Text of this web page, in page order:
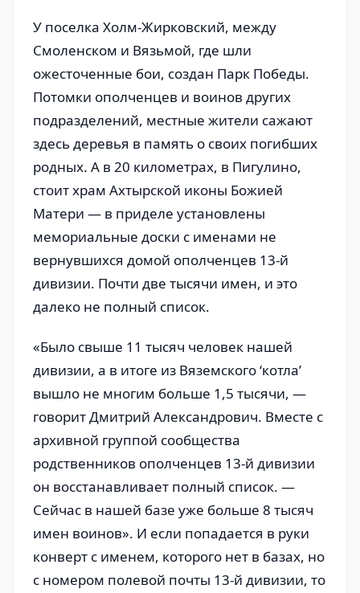
У поселка Холм-Жирковский, между
Смоленском и Вязьмой, где шли
ожесточенные бои, создан Парк Победы.
Потомки ополченцев и воинов других
подразделений, местные жители сажают
здесь деревья в память о своих погибших
родных. А в 20 километрах, в Пигулино,
стоит храм Ахтырской иконы Божией
Матери — в приделе установлены
мемориальные доски с именами не
вернувшихся домой ополченцев 13-й
дивизии. Почти две тысячи имен, и это
далеко не полный список.
«Было свыше 11 тысяч человек нашей
дивизии, а в итоге из Вяземского ‘котла’
вышло не многим больше 1,5 тысячи, —
говорит Дмитрий Александрович. Вместе с
архивной группой сообщества
родственников ополченцев 13-й дивизии
он восстанавливает полный список. —
Сейчас в нашей базе уже больше 8 тысяч
имен воинов». И если попадается в руки
конверт с именем, которого нет в базах, но
с номером полевой почты 13-й дивизии, то